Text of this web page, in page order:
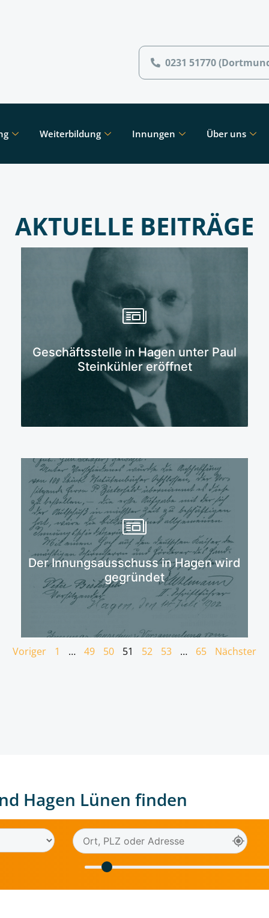
0231 51770
Weiterbildung Innungen Über uns
AKTUELLE BEITRÄGE
Geschäftsstelle in Hagen unter Paul
Steinkühler eröffnet
Mehr erfahren
Der Innungsausschuss in Hagen wird
gegründet
Mehr erfahren
Voriger 1 … 49 50 51 52 53 … 65 Nächster
Hagen Lünen finden